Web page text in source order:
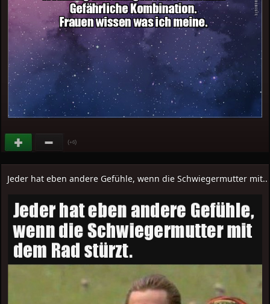
(+6)
Jeder hat eben andere Gefühle, wenn die Schwiegermutter mit..